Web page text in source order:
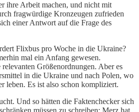
ihre Arbeit machen, und nicht mit
fragwürdige Kronzeugen zufrieden
einer Antwort auf die Frage des
Flixbus pro Woche in die Ukraine?
mal ein Anfang gewesen.
Größenordnungen. Aber es
in die Ukraine und nach Polen, wo
leben. Es ist also schon kompliziert.
Und so hätten die Faktenchecker sich